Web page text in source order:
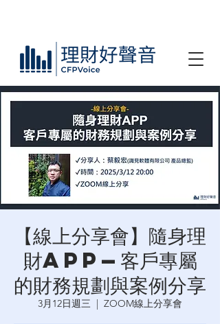
【線上分享會】隨身理
財APP—客戶專屬
的財務規劃與案例分享
3月12日週三
  |
ZOOM線上分享會